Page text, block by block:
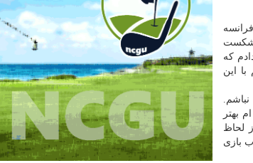
شکست
که
این
بهتر
لحاظ
بازی